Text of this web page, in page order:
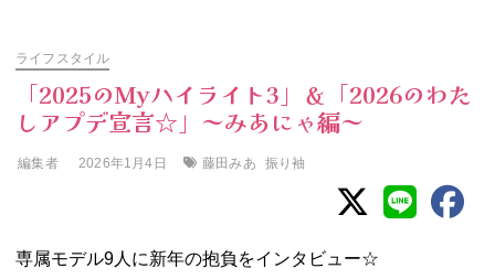
ライフスタイル
「2025のMyハイライト3」＆「2026のわた
しアプデ宣言☆」～みあにゃ編～
編集者 2026年1月4日 藤田みあ 振り袖
専属モデル9人に新年の抱負をインタビュー☆